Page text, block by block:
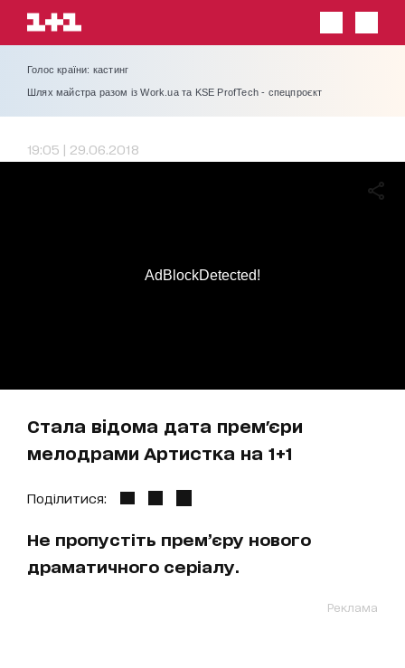
Голос країни: кастинг
Шлях майстра разом із Work.ua та KSE ProfTech - спецпроєкт
19:05 | 29.06.2018
Стала відома дата прем'єри
мелодрами Артистка на 1+1
AdBlockDetected!
Поділитися:
Не пропустіть прем’єру нового
драматичного серіалу.
Реклама